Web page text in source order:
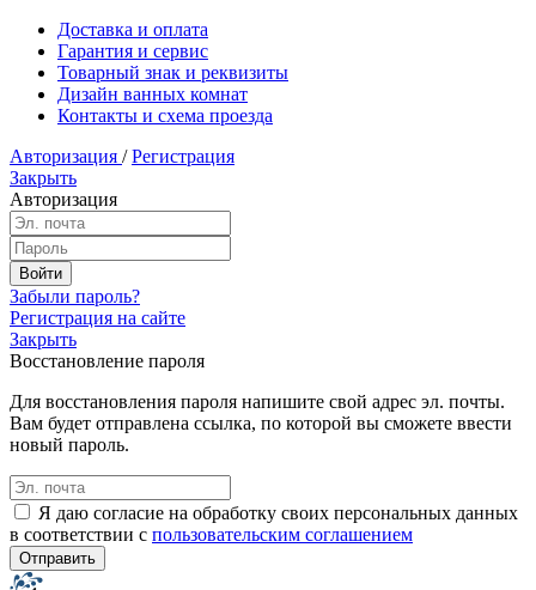
Доставка и оплата
Гарантия и сервис
Товарный знак и реквизиты
Дизайн ванных комнат
Контакты и схема проезда
Авторизация / Регистрация
Закрыть
Авторизация
Забыли пароль?
Регистрация на сайте
Закрыть
Восстановление пароля
Для восстановления пароля напишите свой адрес эл. почты.
Вам будет отправлена ссылка, по которой вы сможете ввести
новый пароль.
Я даю согласие на обработку своих персональных данных
в соответствии с пользовательским соглашением